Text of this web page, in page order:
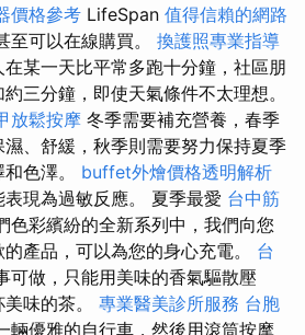
價格參考 LifeSpan 值得信賴的網路
至可以在線購買。 換護照專業指導
某一天比平常多跑十分鐘，社區朋
三分鐘，即使天氣條件不太理想。
放鬆按摩 冬季需要補充營養，春季
、舒緩，秋季則需要努力保持夏季
色澤。 buffet外燴價格透明解析
現為過敏反應。 夏季最愛 台中筋
色彩繽紛的全新系列中，我們向您
產品，可以為您的身心充電。 台
可做，只能用美味的香氣驅散壓
味的茶。 專業醫美診所服務 台胞
輛優雅的自行車，然後用滾筒按摩